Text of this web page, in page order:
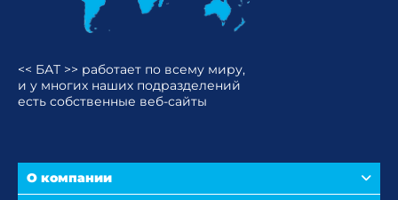
<< БАТ >> работает по всему миру,
и у многих наших подразделений
есть собственные веб-сайты
О компании